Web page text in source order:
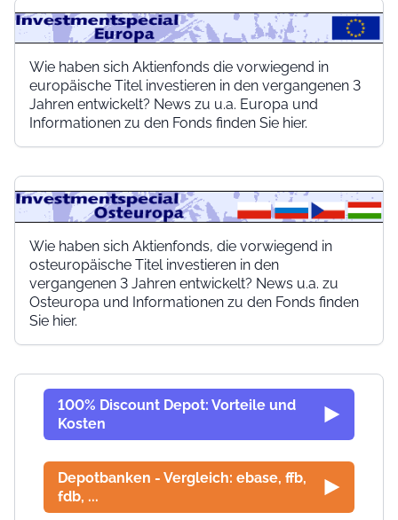
Wie haben sich Aktienfonds die vorwiegend in
europäische Titel investieren in den vergangenen 3
Jahren entwickelt? News zu u.a. Europa und
Informationen zu den Fonds finden Sie hier.
Wie haben sich Aktienfonds, die vorwiegend in
osteuropäische Titel investieren in den
vergangenen 3 Jahren entwickelt? News u.a. zu
Osteuropa und Informationen zu den Fonds finden
Sie hier.
100% Discount Depot: Vorteile und
Kosten
Depotbanken - Vergleich: ebase, ffb,
fdb, ...